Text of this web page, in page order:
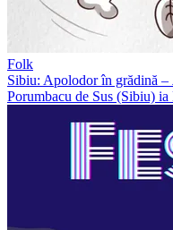
Folk
Sibiu: Apolodor în grădină –
Porumbacu de Sus (Sibiu) ia